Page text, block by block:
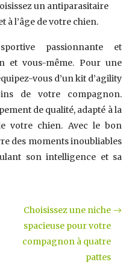
un antiparasitaire
à l’âge de votre chien.
passionnante et
et vous-même. Pour une
vous d’un kit d’agility
de votre compagnon.
de qualité, adapté à la
votre chien. Avec le bon
des moments inoubliables
son intelligence et sa
Choisissez une niche
spacieuse pour votre
compagnon à quatre
pattes